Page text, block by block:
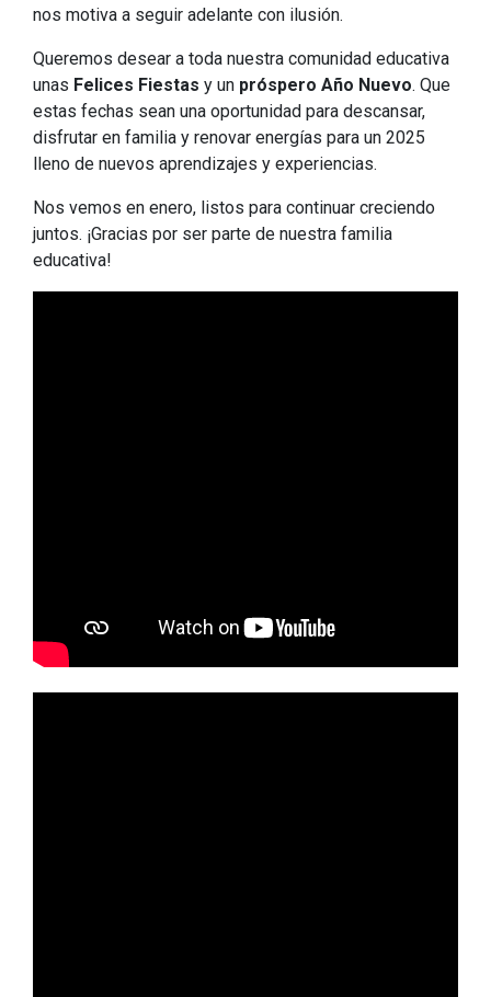
nos motiva a seguir adelante con ilusión.
Queremos desear a toda nuestra comunidad educativa
unas Felices Fiestas y un próspero Año Nuevo. Que
estas fechas sean una oportunidad para descansar,
disfrutar en familia y renovar energías para un 2025
lleno de nuevos aprendizajes y experiencias.
Nos vemos en enero, listos para continuar creciendo
juntos. ¡Gracias por ser parte de nuestra familia
educativa!